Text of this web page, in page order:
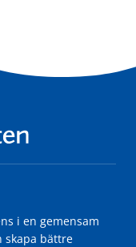
i en gemensam
skapa bättre